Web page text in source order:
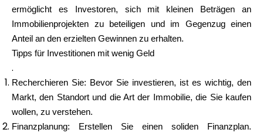
ermöglicht es Investoren, sich mit kleinen Beträgen an
Immobilienprojekten zu beteiligen und im Gegenzug einen
Anteil an den erzielten Gewinnen zu erhalten.
Tipps für Investitionen mit wenig Geld
.
Recherchieren Sie: Bevor Sie investieren, ist es wichtig, den
Markt, den Standort und die Art der Immobilie, die Sie kaufen
wollen, zu verstehen.
Finanzplanung: Erstellen Sie einen soliden Finanzplan.